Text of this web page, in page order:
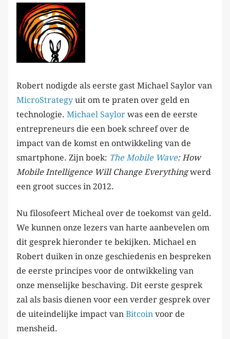
Robert nodigde als eerste gast Michael Saylor van
MicroStrategy uit om te praten over geld en
technologie. Michael Saylor was een de eerste
entrepreneurs die een boek schreef over de
impact van de komst en ontwikkeling van de
smartphone. Zijn boek: The Mobile Wave: How
Mobile Intelligence Will Change Everythingwerd
een groot succes in 2012.
Nu filosofeert Micheal over de toekomst van geld.
We kunnen onze lezers van harte aanbevelen om
dit gesprek hieronder te bekijken. Michael en
Robert duiken in onze geschiedenis en bespreken
de eerste principes voor de ontwikkeling van
onze menselijke beschaving. Dit eerste gesprek
zal als basis dienen voor een verder gesprek over
de uiteindelijke impact van Bitcoin voor de
mensheid.